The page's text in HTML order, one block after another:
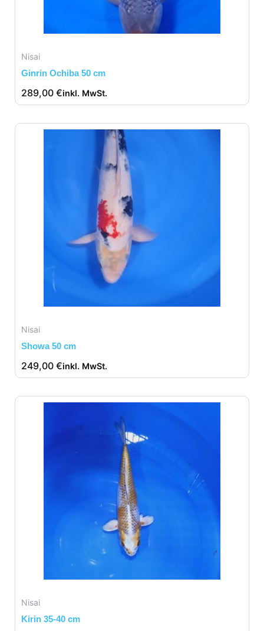
Nisai
Ginrin Ochiba 50 cm
289,00 €inkl. MwSt.
Nisai
Showa 50 cm
249,00 €inkl. MwSt.
Nisai
Kirin 35-40 cm